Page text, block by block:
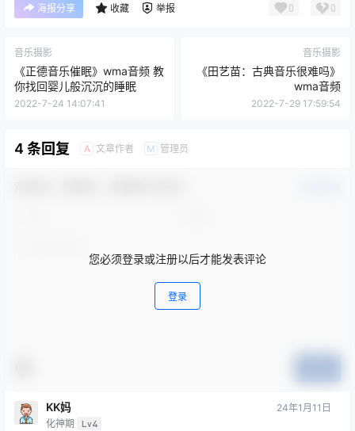
海报分享 收藏 举报 0 0
音乐摄影
《正德音乐催眠》wma音频 教
你找回婴儿般沉沉的睡眠
2022-7-24 14:07:41
音乐摄影
《田艺苗：古典音乐很难吗》
wma音频
2022-7-29 17:59:54
4 条回复 A 文章作者 M 管理员
您必须登录或注册以后才能发表评论
登录
KK妈
化神期 Lv4
24年1月11日